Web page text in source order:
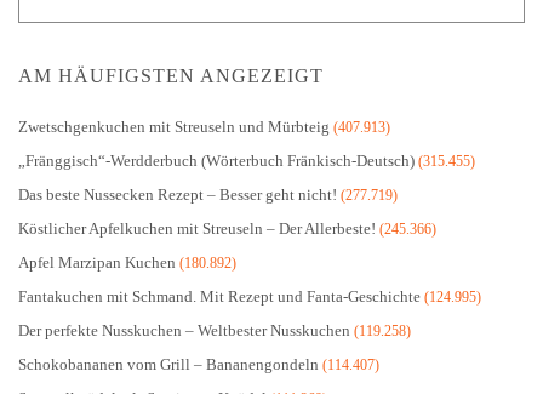
AM HÄUFIGSTEN ANGEZEIGT
Zwetschgenkuchen mit Streuseln und Mürbteig (407.913)
„Fränggisch“-Werdderbuch (Wörterbuch Fränkisch-Deutsch) (315.455)
Das beste Nussecken Rezept – Besser geht nicht! (277.719)
Köstlicher Apfelkuchen mit Streuseln – Der Allerbeste! (245.366)
Apfel Marzipan Kuchen (180.892)
Fantakuchen mit Schmand. Mit Rezept und Fanta-Geschichte (124.995)
Der perfekte Nusskuchen – Weltbester Nusskuchen (119.258)
Schokobananen vom Grill – Bananengondeln (114.407)